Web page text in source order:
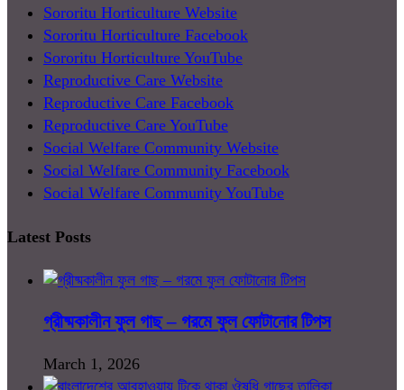
Sororitu Horticulture Website
Sororitu Horticulture Facebook
Sororitu Horticulture YouTube
Reproductive Care Website
Reproductive Care Facebook
Reproductive Care YouTube
Social Welfare Community Website
Social Welfare Community Facebook
Social Welfare Community YouTube
Latest Posts
গ্রীষ্মকালীন ফুল গাছ – গরমে ফুল ফোটানোর টিপস
March 1, 2026